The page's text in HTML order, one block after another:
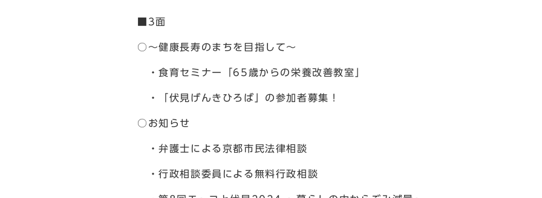
■3面
○～健康長寿のまちを目指して～
・食育セミナー「65歳からの栄養改善教室」
・「伏見げんきひろば」の参加者募集！
○お知らせ
・弁護士による京都市民法律相談
・行政相談委員による無料行政相談